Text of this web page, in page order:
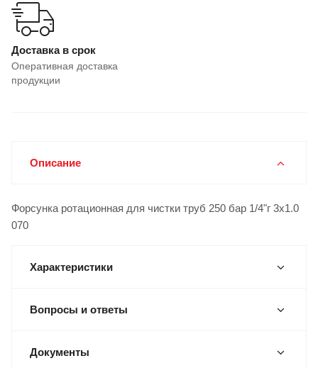
Доставка в срок
Оперативная доставка
продукции
Описание
Форсунка ротационная для чистки труб 250 бар 1/4"г 3х1.0
070
Характеристики
Вопросы и ответы
Документы